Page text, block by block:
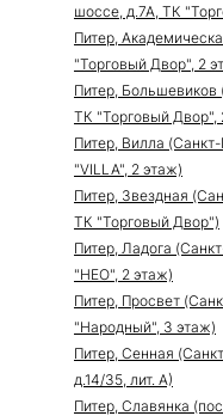
шоссе, д.7А, ТК
Питер,
"Торговый Двор", 2
Питер, Большевиков
ТК "Торговый Двор",
Питер, Вилла
"VILLA", 2 этаж)
Питер, Звездная
ТК "Торговый Двор")
Питер, Ладога
"НЕО", 2 этаж)
Питер, Просвет
"Народный", 3 этаж)
Питер, Сенная
д.14/35, лит. А)
Питер, Славянка